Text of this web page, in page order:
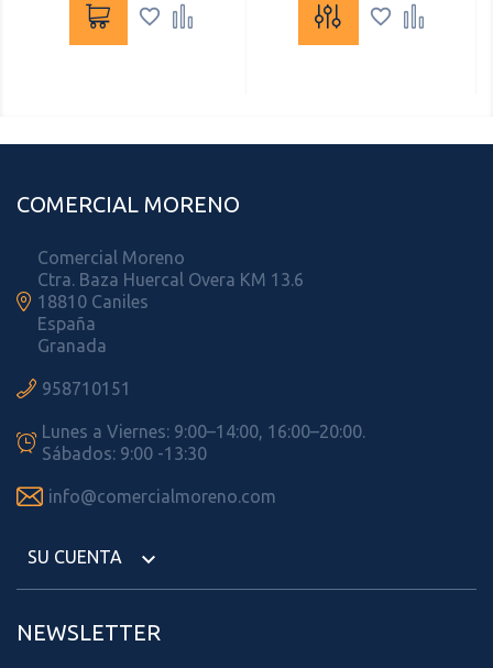
   
COMERCIAL MORENO

Comercial Moreno
Ctra. Baza Huercal Overa KM 13.6
18810 Caniles
España
Granada
 958710151

Lunes a Viernes: 9:00–14:00, 16:00–20:00.
Sábados: 9:00 -13:30
 info@comercialmoreno.com
SU CUENTA 
NEWSLETTER